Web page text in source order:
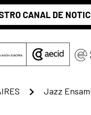
CANAL DE
Jazz